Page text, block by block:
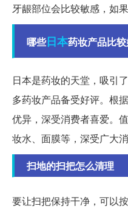
牙龈部位会比较敏感，如
哪些日本药妆产品比
日本是药妆的天堂，吸引
多药妆产品备受好评。根
优异，深受消费者喜爱。
妆水、面膜等，深受广大消
扫地的扫把怎么清理
要让扫把保持干净，可以